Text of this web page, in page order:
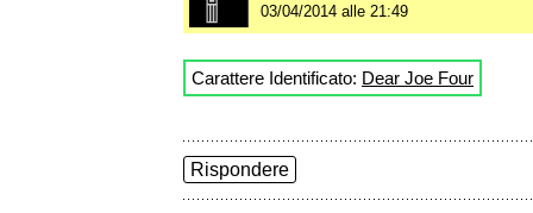
03/04/2014 alle 21:49
Carattere Identificato: Dear Joe Four
Rispondere